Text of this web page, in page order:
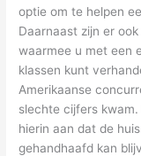
optie om te helpen
Daarnaast zijn er
waarmee u met een
klassen kunt
Amerikaanse
slechte cijfers
hierin aan dat de
gehandhaafd kan